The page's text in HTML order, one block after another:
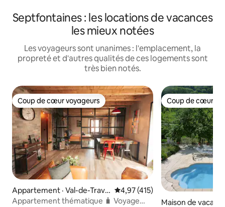
Septfontaines : les locations de vacances
les mieux notées
Les voyageurs sont unanimes : l'emplacement, la
propreté et d'autres qualités de ces logements sont
très bien notés.
Coup de cœur voyageurs
Coup de cœur voyageurs
Appartement · Val-de-Trave
rs
Note moyenne de 4,97 sur 5,
4,97 (415)
Appartement thématique 🧳 Voyage
Coup de cœur
Coup de cœur
Maison de